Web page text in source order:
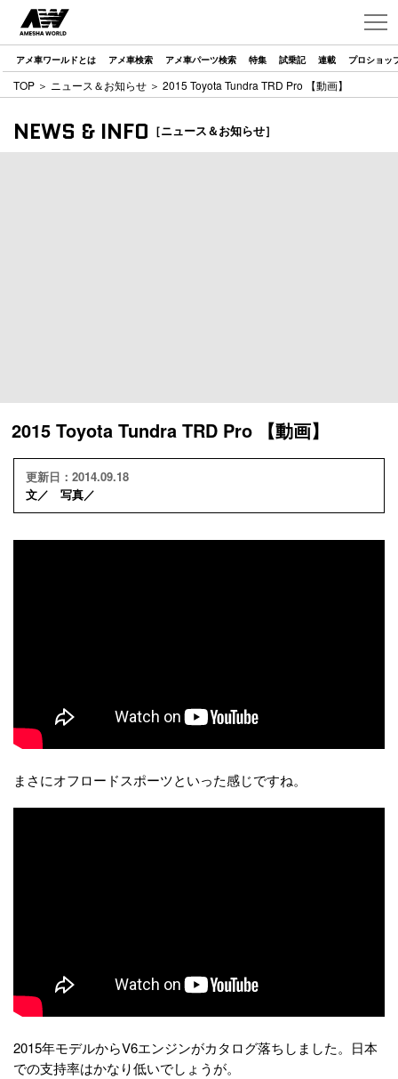
アメ車ワールドとは アメ車検索 アメ車パーツ検索 特集 試乗記 連載 プロショッ
TOP ＞ ニュース＆お知らせ ＞ 2015 Toyota Tundra TRD Pro 【動画】
NEWS & INFO ［ニュース＆お知らせ］
2015 Toyota Tundra TRD Pro 【動画】
更新日：2014.09.18
文／ 写真／
まさにオフロードスポーツといった感じですね。
2015年モデルからV6エンジンがカタログ落ちしました。日本
での支持率はかなり低いでしょうが。